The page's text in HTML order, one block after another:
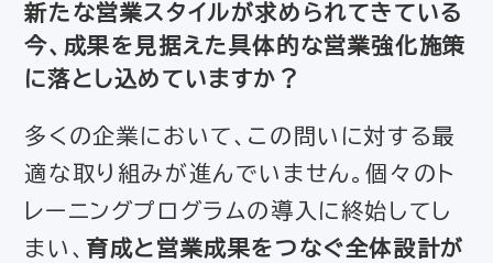
新たな営業スタイルが求められてきている
今、成果を見据えた具体的な営業強化施策
に落とし込めていますか？
多くの企業において、この問いに対する最
適な取り組みが進んでいません。個々のト
レーニングプログラムの導入に終始してし
まい、育成と営業成果をつなぐ全体設計が